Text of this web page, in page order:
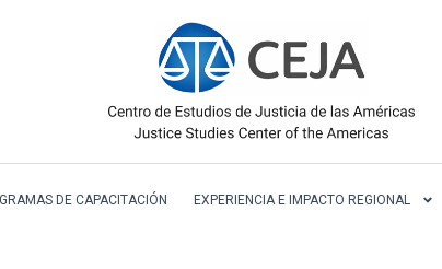
DE CAPACITACIÓN EXPERIENCIA E IMPACTO REGIONAL